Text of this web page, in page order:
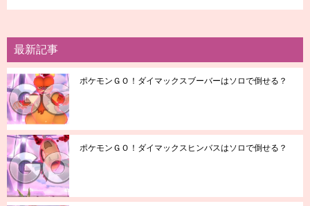
最新記事
ポケモンＧＯ！ダイマックスブーバーはソロで倒せる？
ポケモンＧＯ！ダイマックスヒンバスはソロで倒せる？